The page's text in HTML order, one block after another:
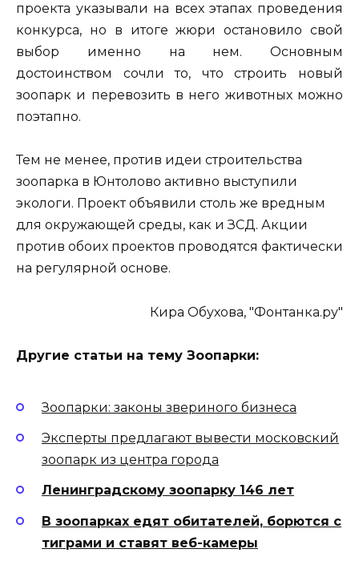
проекта указывали на всех этапах проведения
конкурса, но в итоге жюри остановило свой
выбор именно на нем. Основным
достоинством сочли то, что строить новый
зоопарк и перевозить в него животных можно
поэтапно.
Тем не менее, против идеи строительства
зоопарка в Юнтолово активно выступили
экологи. Проект объявили столь же вредным
для окружающей среды, как и ЗСД. Акции
против обоих проектов проводятся фактически
на регулярной основе.
Кира Обухова, "Фонтанка.ру"
Другие статьи на тему Зоопарки:
Зоопарки: законы звериного бизнеса
Эксперты предлагают вывести московский
зоопарк из центра города
Ленинградскому зоопарку 146 лет
В зоопарках едят обитателей, борются с
тиграми и ставят веб-камеры